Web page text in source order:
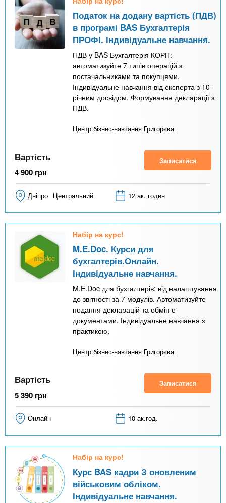
Податок на додану вартість (ПДВ)
в програмі BAS Бухгалтерія
ПРОФІ. Індивідуальне навчання.
ПДВ у BAS Бухгалтерія КОРП:
автоматизуйте 7 типів операцій з
постачальниками та покупцями.
Індивідуальне навчання від експерта з 10-
річним досвідом. Формування декларації з
ПДВ.
Центр бізнес-навчання Григорєва
Вартість
4 900 грн
Записатися
Дніпро Центральний 12 ак. годин
Набір на курс!
M.E.Doc. Курси для
бухгалтерів.Онлайн.
Індивідуальне навчання.
M.E.Doc для бухгалтерів: від налаштування
до звітності за 7 модулів. Автоматизуйте
подання декларацій та обмін е-
документами. Індивідуальне навчання з
практикою.
Центр бізнес-навчання Григорєва
Вартість
5 390 грн
Записатися
Онлайн 10 ак.год.
Набір на курс!
Курс BAS кадри З оновленим
військовим обліком.
Індивідуальне навчання.